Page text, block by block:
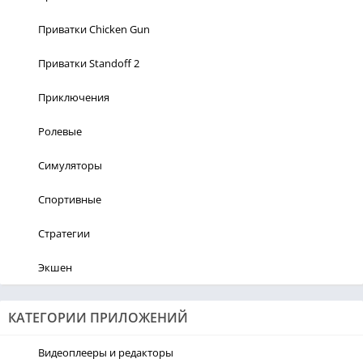
Приватки Chicken Gun
Приватки Standoff 2
Приключения
Ролевые
Симуляторы
Спортивные
Стратегии
Экшен
КАТЕГОРИИ ПРИЛОЖЕНИЙ
Видеоплееры и редакторы